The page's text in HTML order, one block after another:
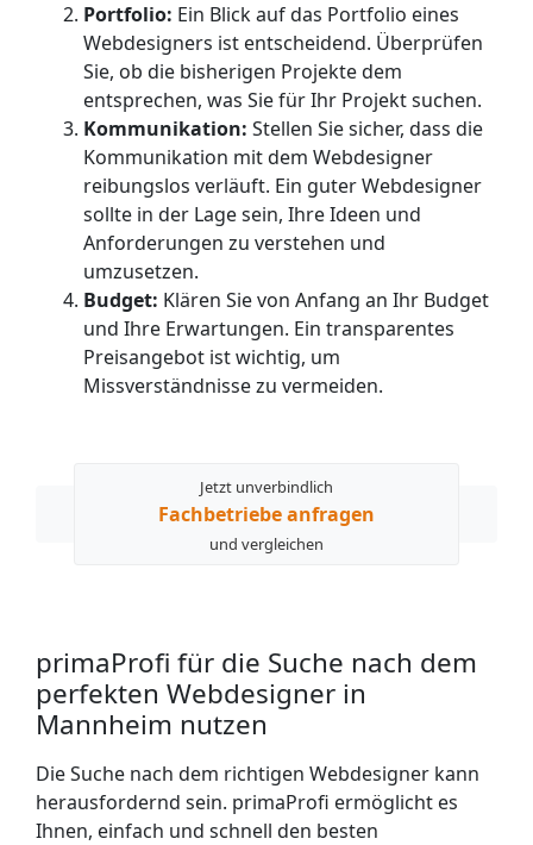
Portfolio: Ein Blick auf das Portfolio eines
Webdesigners ist entscheidend. Überprüfen
Sie, ob die bisherigen Projekte dem
entsprechen, was Sie für Ihr Projekt suchen.
Kommunikation: Stellen Sie sicher, dass die
Kommunikation mit dem Webdesigner
reibungslos verläuft. Ein guter Webdesigner
sollte in der Lage sein, Ihre Ideen und
Anforderungen zu verstehen und
umzusetzen.
Budget: Klären Sie von Anfang an Ihr Budget
und Ihre Erwartungen. Ein transparentes
Preisangebot ist wichtig, um
Missverständnisse zu vermeiden.
Jetzt unverbindlich
Fachbetriebe anfragen
und vergleichen
primaProfi für die Suche nach dem
perfekten Webdesigner in
Mannheim nutzen
Die Suche nach dem richtigen Webdesigner kann
herausfordernd sein. primaProfi ermöglicht es
Ihnen, einfach und schnell den besten